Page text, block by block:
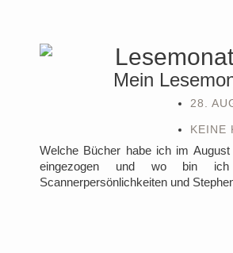
Mein
28.
KEINE
Welche Bücher habe ich im
eingezogen und wo bin
Scannerpersönlichkeiten und